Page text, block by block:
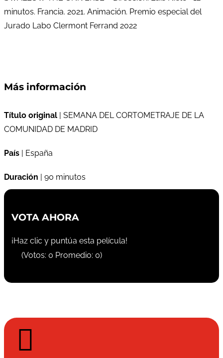
minutos. Francia. 2021. Animación. Premio especial del
Jurado Labo Clermont Ferrand 2022
Más información
Título original | SEMANA DEL CORTOMETRAJE DE LA
COMUNIDAD DE MADRID
País | España
Duración | 90 minutos
VOTA AHORA
¡Haz clic y puntúa esta película!
(Votos: 0 Promedio: 0)
